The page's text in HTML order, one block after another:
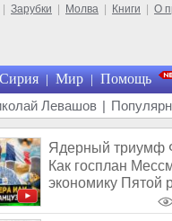
Зарубки Молва Книги О
| Мир | Помощь
Левашов |
Ядерный триумф
Как госплан
экономику Пятой